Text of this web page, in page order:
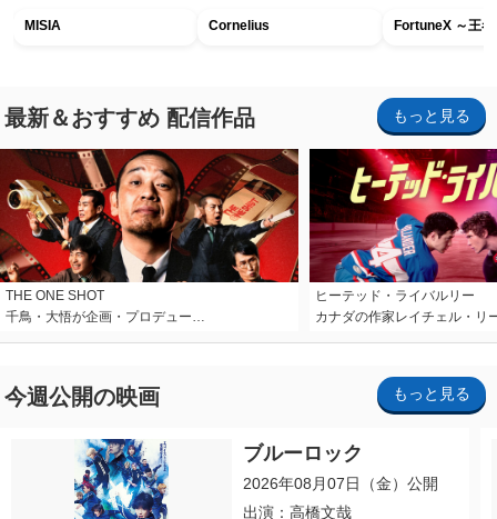
MISIA Cornelius FortuneX ～王
最新＆おすすめ 配信作品 もっと見る
THE ONE SHOT
千鳥・大悟が企画・プロデュー…
ヒーテッド・ライバルリー
カナダの作家レイチェル・リ
今週公開の映画 もっと見る
ブルーロック
2026年08月07日（金）公開
出演：高橋文哉